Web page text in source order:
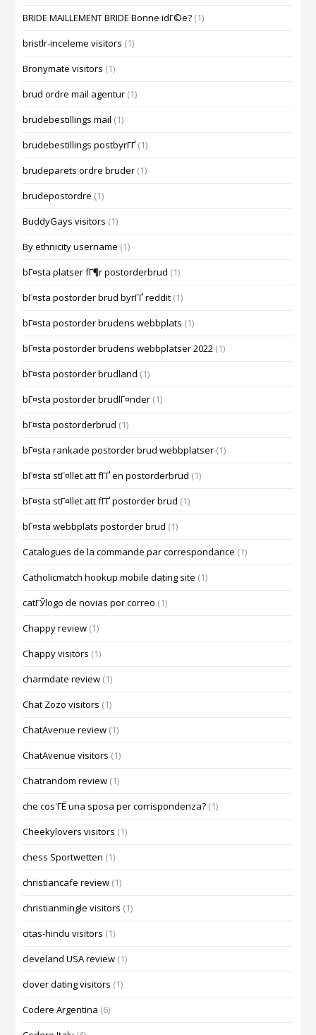
BRIDE MAILLEMENT BRIDE Bonne idГ©e? (1)
bristlr-inceleme visitors (1)
Bronymate visitors (1)
brud ordre mail agentur (1)
brudebestillings mail (1)
brudebestillings postbyrГҐ (1)
brudeparets ordre bruder (1)
brudepostordre (1)
BuddyGays visitors (1)
By ethnicity username (1)
bГ¤sta platser fГ¶r postorderbrud (1)
bГ¤sta postorder brud byrГҐ reddit (1)
bГ¤sta postorder brudens webbplats (1)
bГ¤sta postorder brudens webbplatser 2022 (1)
bГ¤sta postorder brudland (1)
bГ¤sta postorder brudlГ¤nder (1)
bГ¤sta postorderbrud (1)
bГ¤sta rankade postorder brud webbplatser (1)
bГ¤sta stГ¤llet att fГҐ en postorderbrud (1)
bГ¤sta stГ¤llet att fГҐ postorder brud (1)
bГ¤sta webbplats postorder brud (1)
Catalogues de la commande par correspondance (1)
Catholicmatch hookup mobile dating site (1)
catГЎlogo de novias por correo (1)
Chappy review (1)
Chappy visitors (1)
charmdate review (1)
Chat Zozo visitors (1)
ChatAvenue review (1)
ChatAvenue visitors (1)
Chatrandom review (1)
che cos'ГЁ una sposa per corrispondenza? (1)
Cheekylovers visitors (1)
chess Sportwetten (1)
christiancafe review (1)
christianmingle visitors (1)
citas-hindu visitors (1)
cleveland USA review (1)
clover dating visitors (1)
Codere Argentina (6)